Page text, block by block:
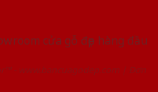
cửa gỗ đẹp hàng đầu
- www.bancuagodep.com | Đơn